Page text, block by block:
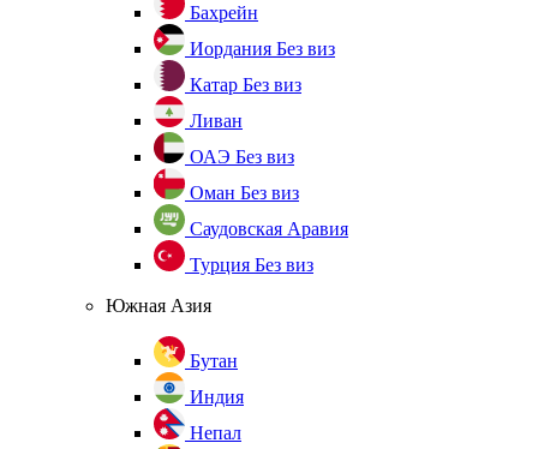
Бахрейн
Иордания Без виз
Катар Без виз
Ливан
ОАЭ Без виз
Оман Без виз
Саудовская Аравия
Турция Без виз
Южная Азия
Бутан
Индия
Непал